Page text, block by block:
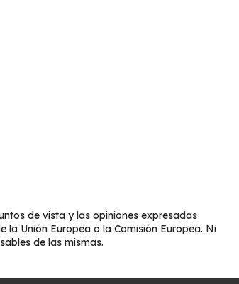
de vista y las opiniones expresadas
la Unión Europea o la Comisión Europea. Ni
de las mismas.